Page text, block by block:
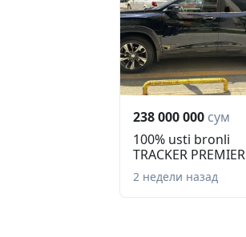
238 000 000 сум
100% usti bronli
TRACKER PREMIER
PLUS 2025, TOZA. ...
2 недели назад